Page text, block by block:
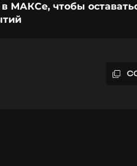
МАКСе, чтобы